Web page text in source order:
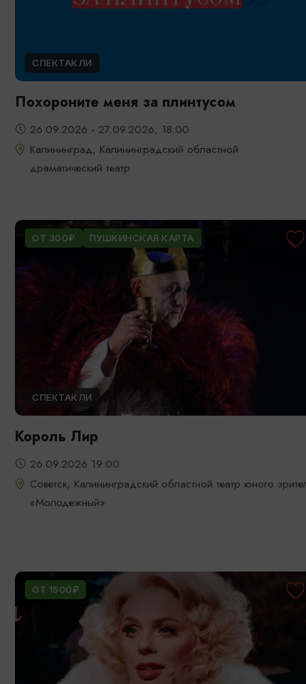
СПЕКТАКЛИ
Похороните меня за плинтусом
26.09.2026 - 27.09.2026, 18:00
Калининград, Калининградский областной
драматический театр
ОТ 300₽ ПУШКИНСКАЯ КАРТА
СПЕКТАКЛИ
Король Лир
26.09.2026 19:00
Советск, Калининградский областной театр юного
«Молодежный»
ОТ 1500₽